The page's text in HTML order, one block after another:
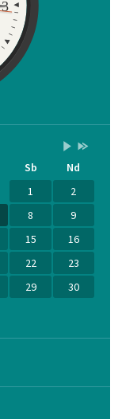
3
Przestaw
na
Wrzesień
2026
Przestaw
na
Sierpień
2027
Sb
Nd
1
2
8
9
15
16
22
23
29
30